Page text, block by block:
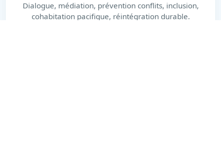
Dialogue, médiation, prévention conflits, inclusion,
cohabitation pacifique, réintégration durable.